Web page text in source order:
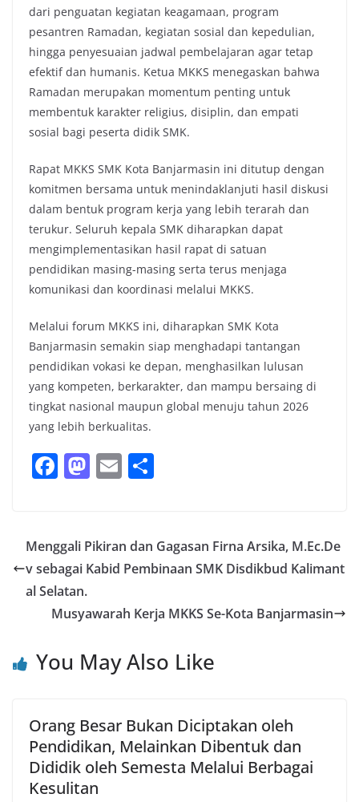
dari penguatan kegiatan keagamaan, program
pesantren Ramadan, kegiatan sosial dan kepedulian,
hingga penyesuaian jadwal pembelajaran agar tetap
efektif dan humanis. Ketua MKKS menegaskan bahwa
Ramadan merupakan momentum penting untuk
membentuk karakter religius, disiplin, dan empati
sosial bagi peserta didik SMK.
Rapat MKKS SMK Kota Banjarmasin ini ditutup dengan
komitmen bersama untuk menindaklanjuti hasil diskusi
dalam bentuk program kerja yang lebih terarah dan
terukur. Seluruh kepala SMK diharapkan dapat
mengimplementasikan hasil rapat di satuan
pendidikan masing-masing serta terus menjaga
komunikasi dan koordinasi melalui MKKS.
Melalui forum MKKS ini, diharapkan SMK Kota
Banjarmasin semakin siap menghadapi tantangan
pendidikan vokasi ke depan, menghasilkan lulusan
yang kompeten, berkarakter, dan mampu bersaing di
tingkat nasional maupun global menuju tahun 2026
yang lebih berkualitas.
F
e
b
o
o
M
o
d
n
E
l e
Menggali Pikiran dan Gagasan Firna Arsika, M.Ec.De
v sebagai Kabid Pembinaan SMK Disdikbud Kalimant
al Selatan.
Musyawarah Kerja MKKS Se-Kota Banjarmasin
You May Also Like
Orang Besar Bukan Diciptakan oleh
Pendidikan, Melainkan Dibentuk dan
Dididik oleh Semesta Melalui Berbagai
Kesulitan